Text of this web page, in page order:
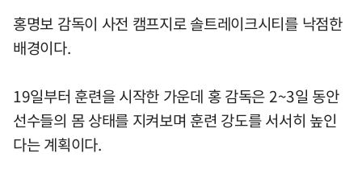
홍명보 감독이 사전 캠프지로 솔트레이크시티를 낙점한
배경이다.
19일부터 훈련을 시작한 가운데 홍 감독은 2~3일 동안
선수들의 몸 상태를 지켜보며 훈련 강도를 서서히 높인
다는 계획이다.